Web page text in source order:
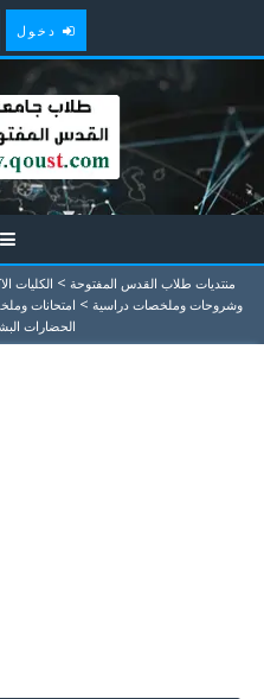
دخول
منتديات طلاب القدس المفتوحة > الكليات
وشروحات وملخصات دراسية > امتحانات
الحضارات